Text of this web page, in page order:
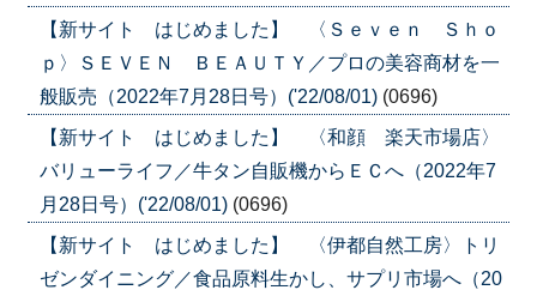
【新サイト はじめました】 〈Ｓｅｖｅｎ Ｓｈｏ
ｐ〉ＳＥＶＥＮ ＢＥＡＵＴＹ／プロの美容商材を一
般販売（2022年7月28日号）('22/08/01) (0696)
【新サイト はじめました】 〈和顔 楽天市場店〉
バリューライフ／牛タン自販機からＥＣへ（2022年7
月28日号）('22/08/01) (0696)
【新サイト はじめました】 〈伊都自然工房〉トリ
ゼンダイニング／食品原料生かし、サプリ市場へ（20